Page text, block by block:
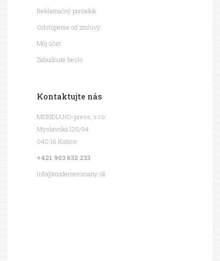
Reklamačný poriadok
Odstúpenie od zmluvy
Môj účet
Zabudnuté heslo
Kontaktujte nás
MERIDIANO-press, s.r.o.
Myslavská 120/94
040 16 Košice
+421 903 632 233
info@moderneromany.sk